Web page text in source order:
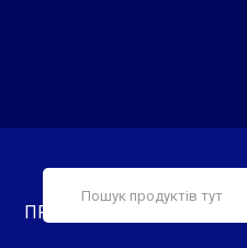
ПРО НАС